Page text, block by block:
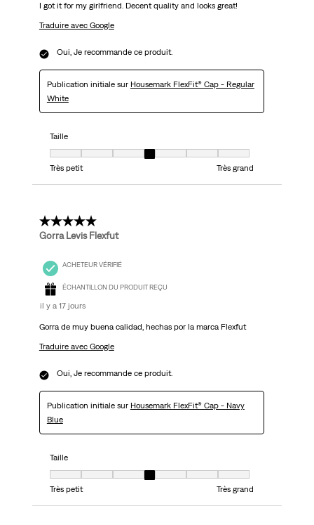
I got it for my girlfriend. Decent quality and looks great!
Traduire avec Google
Oui, Je recommande ce produit.
Publication initiale sur Housemark FlexFit® Cap - Regular
White
Taille
Taille, 4 sur 7, où 1 est égal à Très petit et 7 est égal à Très grand
Très petit
Très grand
5 étoile(s) sur 5.
Gorra Levis Flexfut
ACHETEUR VÉRIFIÉ
ÉCHANTILLON DU PRODUIT REÇU
il y a 17 jours
Gorra de muy buena calidad, hechas por la marca Flexfut
Traduire avec Google
Oui, Je recommande ce produit.
Publication initiale sur Housemark FlexFit® Cap - Navy
Blue
Taille
Taille, 4 sur 7, où 1 est égal à Très petit et 7 est égal à Très grand
Très petit
Très grand